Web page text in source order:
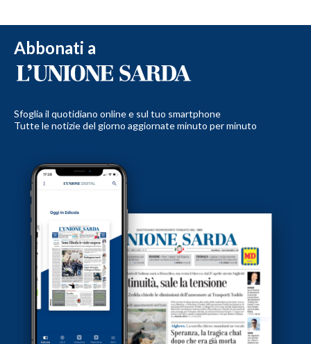
Abbonati a
Sfoglia il quotidiano online e sul tuo smartphone
Tutte le notizie del giorno aggiornate minuto per minuto